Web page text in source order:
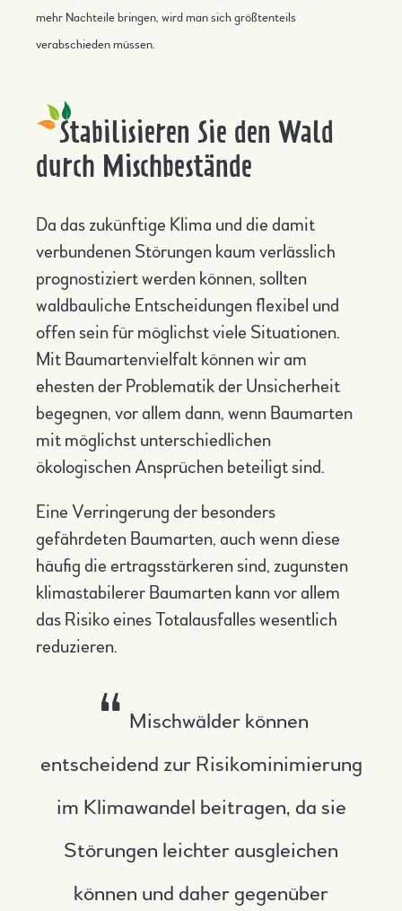
mehr Nachteile bringen, wird man sich größtenteils
verabschieden müssen.
Stabilisieren Sie den Wald
durch Mischbestände
Da das zukünftige Klima und die damit
verbundenen Störungen kaum verlässlich
prognostiziert werden können, sollten
waldbauliche Entscheidungen flexibel und
offen sein für möglichst viele Situationen.
Mit Baumartenvielfalt können wir am
ehesten der Problematik der Unsicherheit
begegnen, vor allem dann, wenn Baumarten
mit möglichst unterschiedlichen
ökologischen Ansprüchen beteiligt sind.
Eine Verringerung der besonders
gefährdeten Baumarten, auch wenn diese
häufig die ertragsstärkeren sind, zugunsten
klimastabilerer Baumarten kann vor allem
das Risiko eines Totalausfalles wesentlich
reduzieren.
Mischwälder können
entscheidend zur Risikominimierung
im Klimawandel beitragen, da sie
Störungen leichter ausgleichen
können und daher gegenüber